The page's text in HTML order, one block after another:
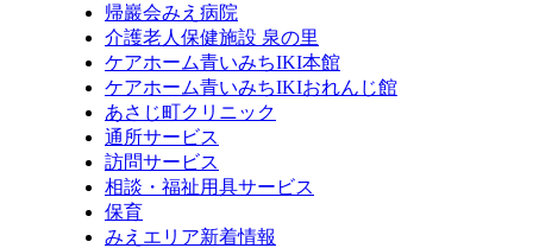
帰巖会みえ病院
介護老人保健施設 泉の里
ケアホーム青いみちIKI本館
ケアホーム青いみちIKIおれんじ館
あさじ町クリニック
通所サービス
訪問サービス
相談・福祉用具サービス
保育
みえエリア新着情報